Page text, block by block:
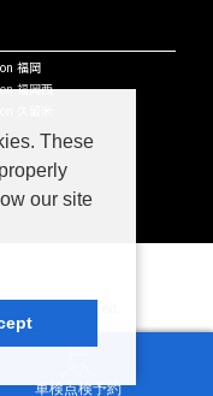
車検点検予約
福岡
福岡西
These
our site